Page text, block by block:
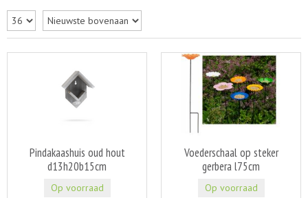
Pindakaashuis oud hout
d13h20b15cm
Op voorraad
Voederschaal op steker
gerbera l75cm
Op voorraad